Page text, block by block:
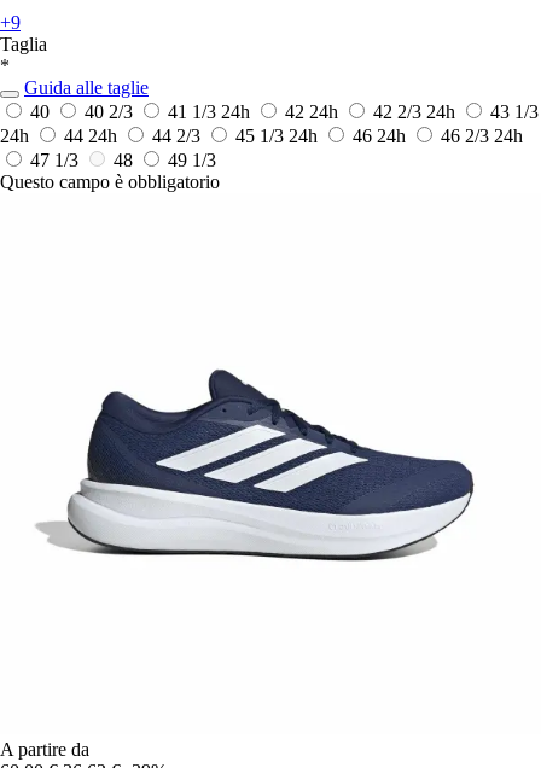
+9
Taglia
*
Guida alle taglie
40
40 2/3 41 1/3 24h 42 24h 42 2/3 24h
43 1/3
24h
44 24h 44 2/3 45 1/3 24h 46 24h 46 2/3 24h
47 1/3
48
49 1/3
Questo campo è obbligatorio
A partire da